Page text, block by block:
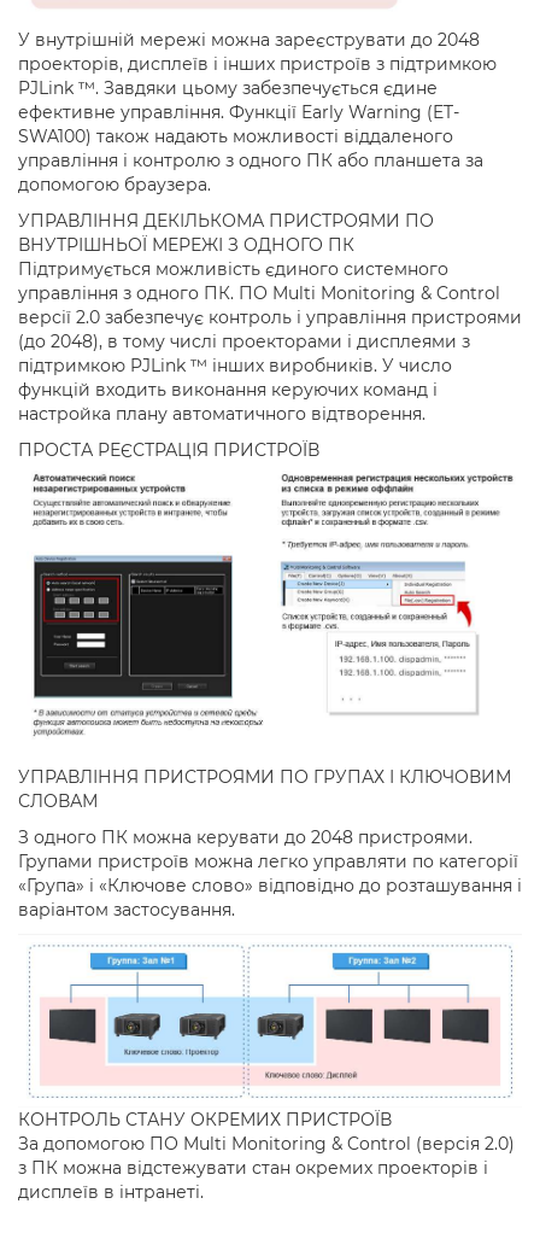
У внутрішній мережі можна зареєструвати до 2048
проекторів, дисплеїв і інших пристроїв з підтримкою
PJLink ™. Завдяки цьому забезпечується єдине
ефективне управління. Функції Early Warning (ET-
SWA100) також надають можливості віддаленого
управління і контролю з одного ПК або планшета за
допомогою браузера.
УПРАВЛІННЯ ДЕКІЛЬКОМА ПРИСТРОЯМИ ПО
ВНУТРІШНЬОЇ МЕРЕЖІ З ОДНОГО ПК
Підтримується можливість єдиного системного
управління з одного ПК. ПО Multi Monitoring & Control
версії 2.0 забезпечує контроль і управління пристроями
(до 2048), в тому числі проекторами і дисплеями з
підтримкою PJLink ™ інших виробників. У число
функцій входить виконання керуючих команд і
настройка плану автоматичного відтворення.
ПРОСТА РЕЄСТРАЦІЯ ПРИСТРОЇВ
УПРАВЛІННЯ ПРИСТРОЯМИ ПО ГРУПАХ І КЛЮЧОВИМ
СЛОВАМ
З одного ПК можна керувати до 2048 пристроями.
Групами пристроїв можна легко управляти по категорії
«Група» і «Ключове слово» відповідно до розташування і
варіантом застосування.
КОНТРОЛЬ СТАНУ ОКРЕМИХ ПРИСТРОЇВ
За допомогою ПО Multi Monitoring & Control (версія 2.0)
з ПК можна відстежувати стан окремих проекторів і
дисплеїв в інтранеті.